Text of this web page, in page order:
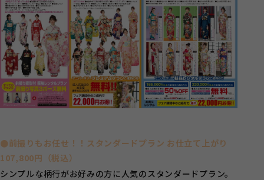
●前撮りもお任せ！！スタンダードプラン お仕立て上がり
107,800円（税込）
シンプルな柄行がお好みの方に人気のスタンダードプラン。